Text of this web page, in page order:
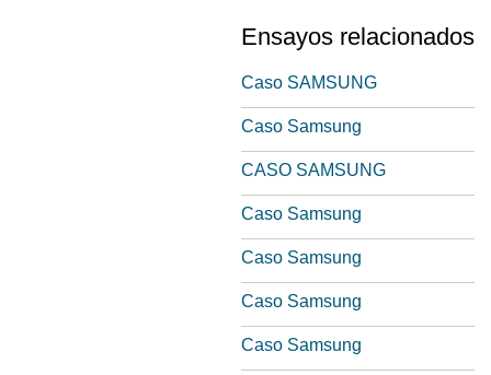
Ensayos relacionados
Caso SAMSUNG
Caso Samsung
CASO SAMSUNG
Caso Samsung
Caso Samsung
Caso Samsung
Caso Samsung